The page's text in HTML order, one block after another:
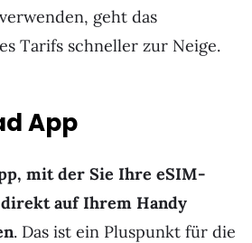
geht das
Tarifs schneller zur Neige.
App
mit der Sie Ihre eSIM-
auf Ihrem Handy
. Das ist ein Pluspunkt für die